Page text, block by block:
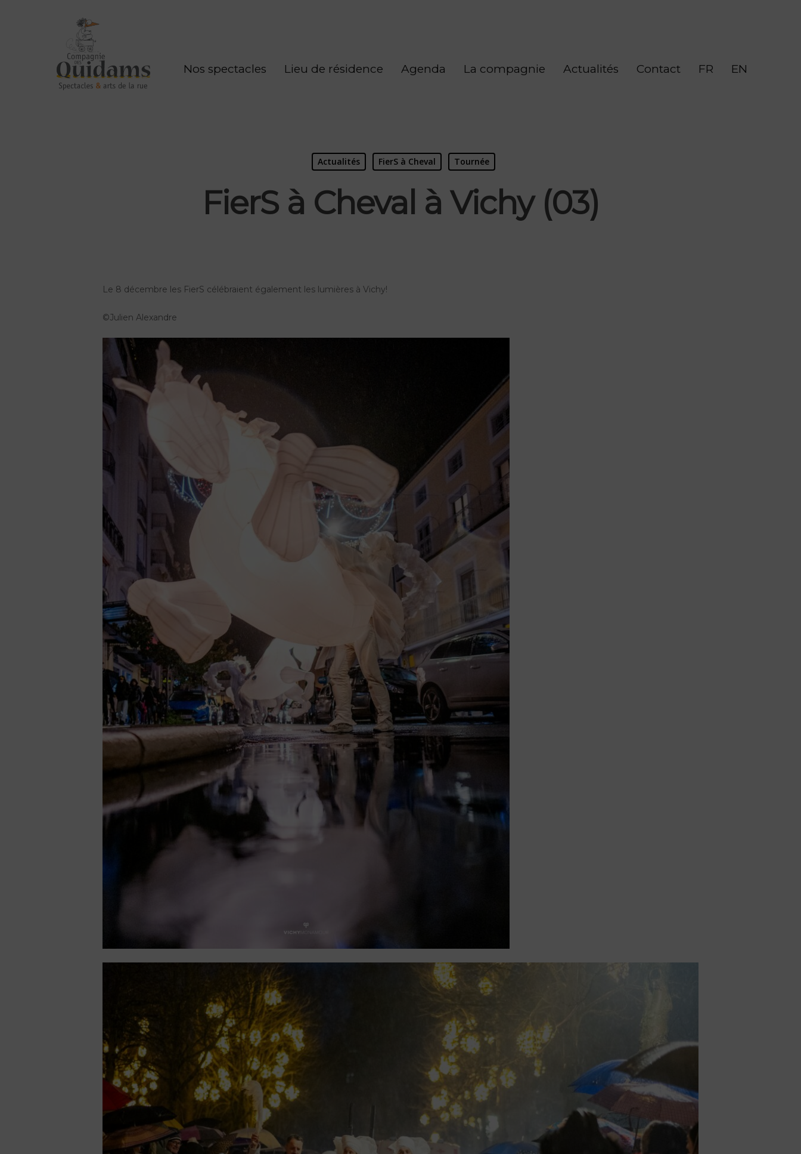
Nos spectacles Lieu de résidence Agenda La compagnie Actualités Contact FR EN
Actualités FierS à Cheval Tournée
FierS à Cheval à Vichy (03)
Le 8 décembre les FierS célébraient également les lumières à Vichy!
©Julien Alexandre